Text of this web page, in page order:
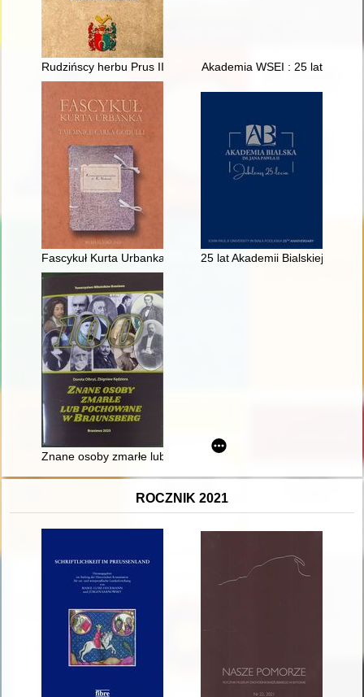
Rudzińscy herbu Prus III z ziemi ciechanowskiej w
Akademia WSEI : 25 lat
Fascykuł Kurta Urbanka : tajemnice Carla Godulli
25 lat Akademii Bialskiej im.
Znane osoby zmarłe lub pochowane w Braunsberg
ROCZNIK 2021